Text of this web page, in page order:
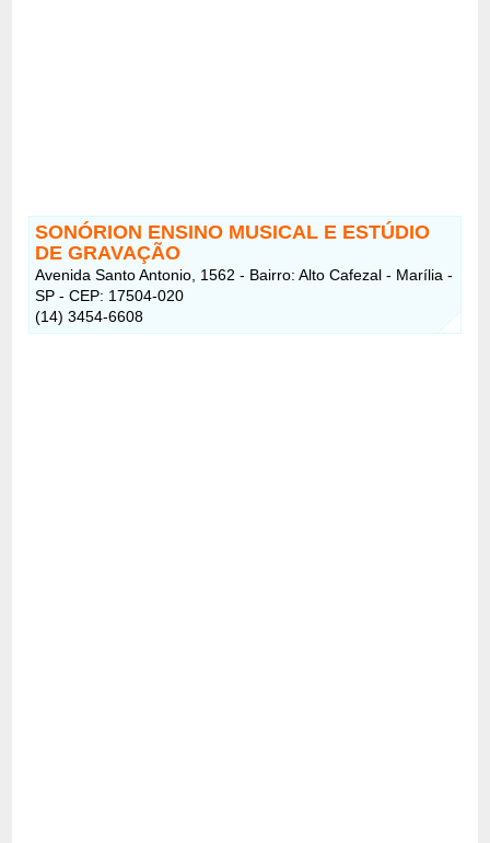
SONÓRION ENSINO MUSICAL E ESTÚDIO
DE GRAVAÇÃO
Avenida Santo Antonio, 1562 - Bairro: Alto Cafezal - Marília -
SP - CEP: 17504-020
(14) 3454-6608